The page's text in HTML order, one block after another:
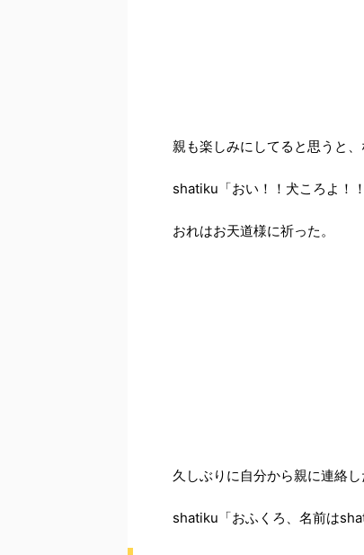
親も楽しみにしてると思うと
shatiku「おい！！犬ころよ！
おれはお天道様に祈った。
久しぶりに自分から親に連絡し
shatiku「おふくろ、名前は